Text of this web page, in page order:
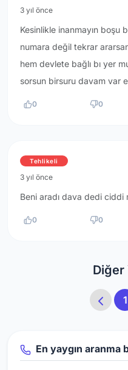
3 yıl önce
Kesinlikle inanmayın boşu
numara değil tekrar
hem devlete bağlı bı yer
sorsun birsuru davam var
0 0
Tehlikeli
3 yıl önce
Beni aradı dava dedi ciddi
0 0
Diğer
1
En yaygın aranma